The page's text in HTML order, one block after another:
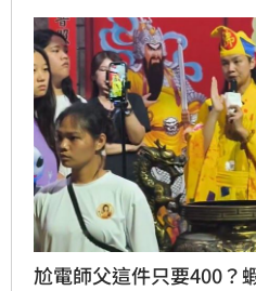
尬電師父這件只要400？